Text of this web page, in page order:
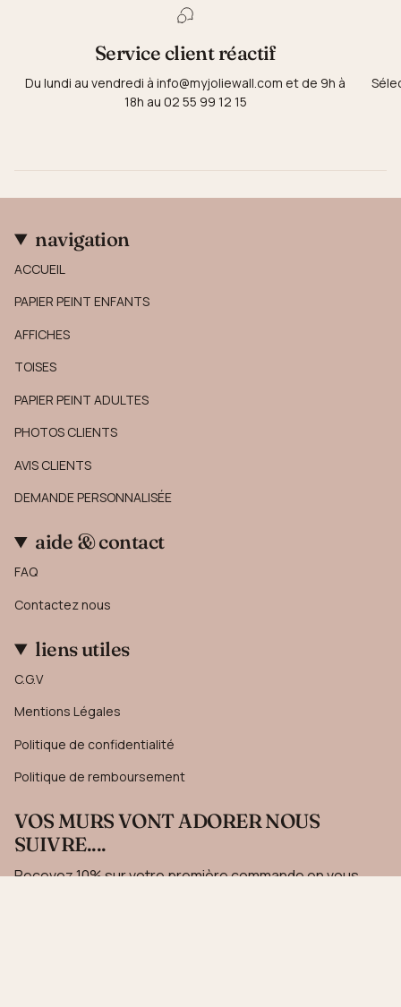
Service client réactif
Du lundi au vendredi à info@myjoliewall.com et de 9h à
18h au 02 55 99 12 15
navigation
ACCUEIL
PAPIER PEINT ENFANTS
AFFICHES
TOISES
PAPIER PEINT ADULTES
PHOTOS CLIENTS
AVIS CLIENTS
DEMANDE PERSONNALISÉE
aide & contact
FAQ
Contactez nous
liens utiles
C.G.V
Mentions Légales
Politique de confidentialité
Politique de remboursement
VOS MURS VONT ADORER NOUS
SUIVRE....
Recevez 10% sur votre première commande en vous